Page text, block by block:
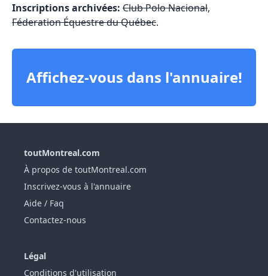
Inscriptions archivées: Club Polo Nacional,
Féderation Équestre du Québec.
Affichez-vous dans l'annuaire!
toutMontreal.com
À propos de toutMontreal.com
Inscrivez-vous à l'annuaire
Aide / Faq
Contactez-nous
Légal
Conditions d'utilisation